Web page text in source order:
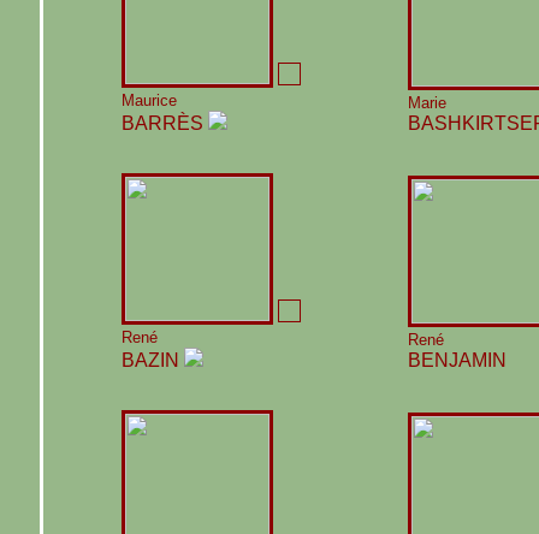
Maurice
BARRÈS
Marie
René
BAZIN
René
BENJAMIN